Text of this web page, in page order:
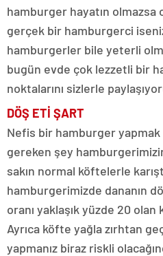
hamburger hayatın olmazsa
gerçek bir hamburgerci
hamburgerler bile yeterli
bugün evde çok lezzetli bir
noktalarını sizlerle
DÖŞ ETİ ŞART
Nefis bir hamburger
gereken şey
sakın normal köftelerle
hamburgerimizde dananın
oranı yaklaşık yüzde 20 olan
Ayrıca köfte yağla zırhtan
yapmanız biraz riskli